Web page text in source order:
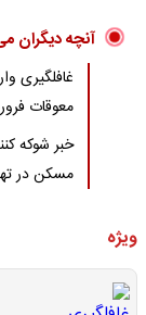
آنچه دیگران
غافلگیری
معوقات
خبر شوکه
مسکن در
ویژه